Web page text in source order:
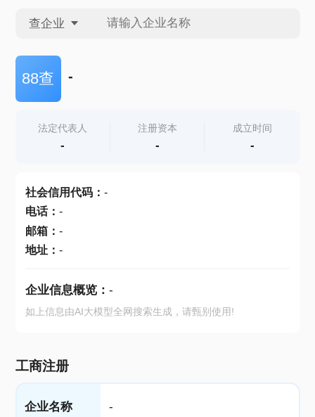
查企业
查企业
查产地
88查 -
法定代表人
-
注册资本
-
成立时间
-
社会信用代码： -
电话： -
邮箱： -
地址： -
企业信息概览： -
如上信息由AI大模型全网搜索生成，请甄别使用!
工商注册
企业名称 -